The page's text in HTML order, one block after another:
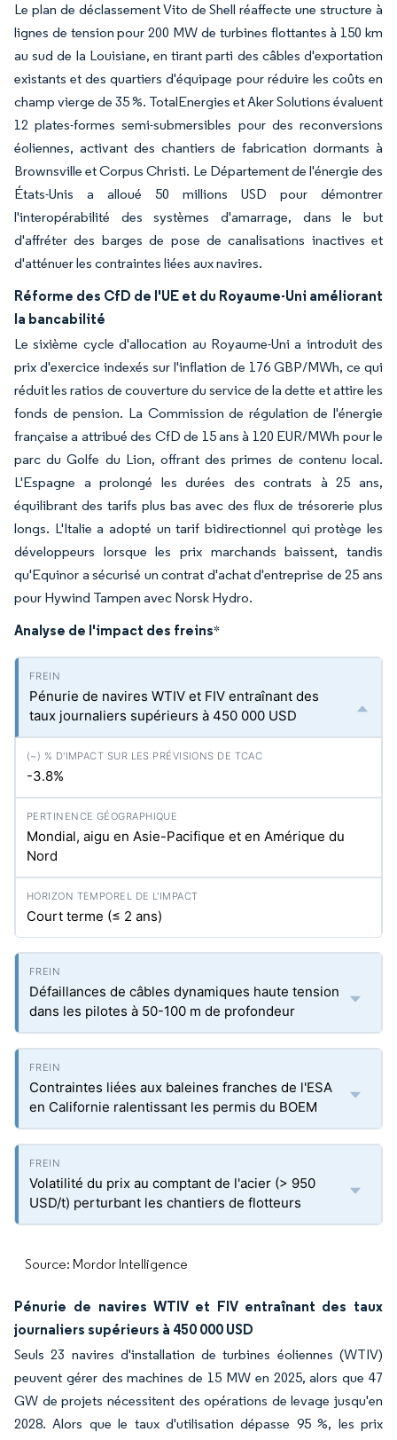
Le plan de déclassement Vito de Shell réaffecte une structure à
lignes de tension pour 200 MW de turbines flottantes à 150 km
au sud de la Louisiane, en tirant parti des câbles d'exportation
existants et des quartiers d'équipage pour réduire les coûts en
champ vierge de 35 %. TotalEnergies et Aker Solutions évaluent
12 plates-formes semi-submersibles pour des reconversions
éoliennes, activant des chantiers de fabrication dormants à
Brownsville et Corpus Christi. Le Département de l'énergie des
États-Unis a alloué 50 millions USD pour démontrer
l'interopérabilité des systèmes d'amarrage, dans le but
d'affréter des barges de pose de canalisations inactives et
d'atténuer les contraintes liées aux navires.
Réforme des CfD de l'UE et du Royaume-Uni améliorant
la bancabilité
Le sixième cycle d'allocation au Royaume-Uni a introduit des
prix d'exercice indexés sur l'inflation de 176 GBP/MWh, ce qui
réduit les ratios de couverture du service de la dette et attire les
fonds de pension. La Commission de régulation de l'énergie
française a attribué des CfD de 15 ans à 120 EUR/MWh pour le
parc du Golfe du Lion, offrant des primes de contenu local.
L'Espagne a prolongé les durées des contrats à 25 ans,
équilibrant des tarifs plus bas avec des flux de trésorerie plus
longs. L'Italie a adopté un tarif bidirectionnel qui protège les
développeurs lorsque les prix marchands baissent, tandis
qu'Equinor a sécurisé un contrat d'achat d'entreprise de 25 ans
pour Hywind Tampen avec Norsk Hydro.
Analyse de l'impact des freins*
Pénurie de navires WTIV et FIV entraînant des
taux journaliers supérieurs à 450 000 USD
-3.8%
Mondial, aigu en Asie-Pacifique et en Amérique du
Nord
Court terme (≤ 2 ans)
Défaillances de câbles dynamiques haute tension
dans les pilotes à 50-100 m de profondeur
Contraintes liées aux baleines franches de l'ESA
en Californie ralentissant les permis du BOEM
Volatilité du prix au comptant de l'acier (> 950
USD/t) perturbant les chantiers de flotteurs
Source: Mordor Intelligence
Pénurie de navires WTIV et FIV entraînant des taux
journaliers supérieurs à 450 000 USD
Seuls 23 navires d'installation de turbines éoliennes (WTIV)
peuvent gérer des machines de 15 MW en 2025, alors que 47
GW de projets nécessitent des opérations de levage jusqu'en
2028. Alors que le taux d'utilisation dépasse 95 %, les prix